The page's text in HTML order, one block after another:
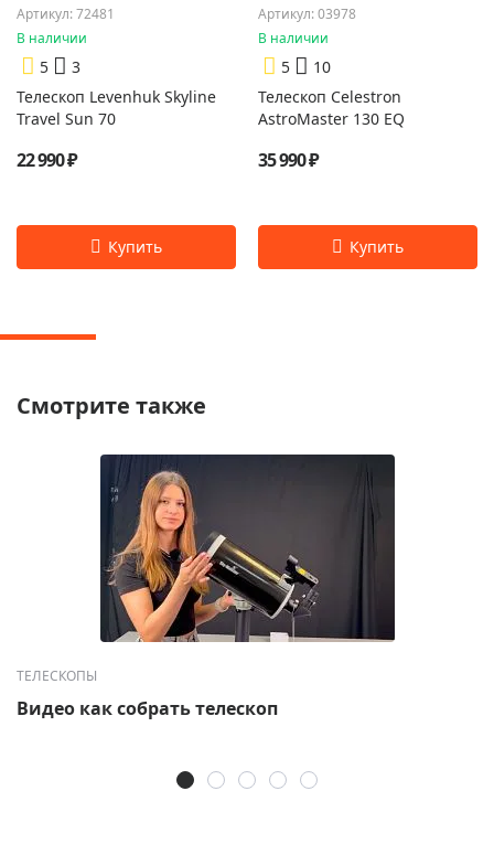
Артикул: 72481
В наличии
5
3
Телескоп Levenhuk Skyline
Travel Sun 70
22 990 ₽
Артикул: 03978
В наличии
5
10
Телескоп Celestron
AstroMaster 130 EQ
35 990 ₽
Смотрите также
ТЕЛЕСКОПЫ
Видео как собрать телескоп